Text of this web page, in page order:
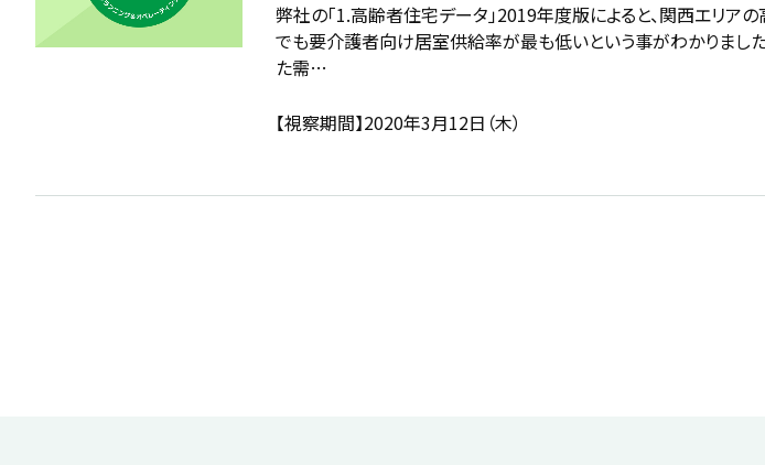
弊社の「1.高齢者住宅データ」2019年度版によると、関西エリア
でも要介護者向け居室供給率が最も低いという事がわかりまし
た需…
【視察期間】2020年3月12日（木）